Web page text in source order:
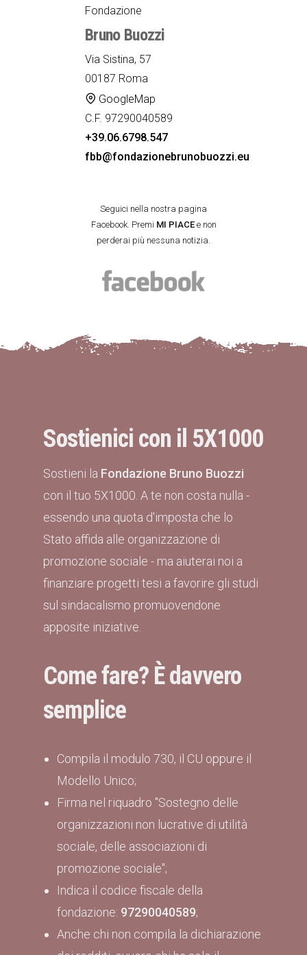
Fondazione
Bruno Buozzi
Via Sistina, 57
00187 Roma
GoogleMap
C.F. 97290040589
+39.06.6798.547
fbb@fondazionebrunobuozzi.eu
Seguici nella nostra pagina
Facebook. Premi MI PIACEe non
perderai più nessuna notizia.
Sostienici con il 5X1000
Sostieni la Fondazione Bruno Buozzi
con il tuo 5X1000. A te non costa nulla -
essendo una quota d'imposta che lo
Stato affida alle organizzazione di
promozione sociale - ma aiuterai noi a
finanziare progetti tesi a favorire gli studi
sul sindacalismo promuovendone
apposite iniziative.
Come fare? È davvero
semplice
Compila il modulo 730, il CU oppure il
Modello Unico;
Firma nel riquadro "Sostegno delle
organizzazioni non lucrative di utilità
sociale, delle associazioni di
promozione sociale";
Indica il codice fiscale della
fondazione: 97290040589;
Anche chi non compila la dichiarazione